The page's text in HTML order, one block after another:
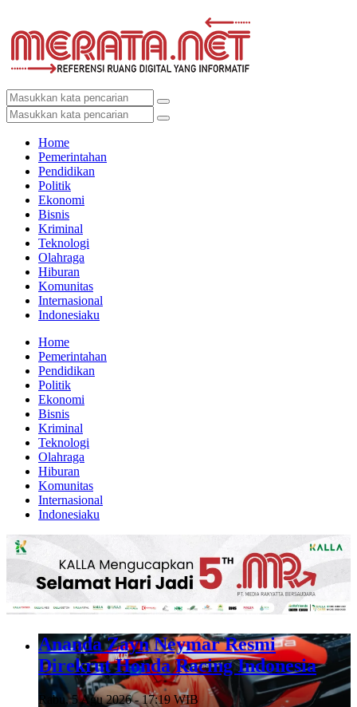
Home
Pemerintahan
Pendidikan
Politik
Ekonomi
Bisnis
Kriminal
Teknologi
Olahraga
Hiburan
Komunitas
Internasional
Indonesiaku
Home
Pemerintahan
Pendidikan
Politik
Ekonomi
Bisnis
Kriminal
Teknologi
Olahraga
Hiburan
Komunitas
Internasional
Indonesiaku
Ananda Zayn Neymar Resmi
Direkrut Honda Racing Indonesia
Rabu, 5 Agu 2026 - 17:19 WIB